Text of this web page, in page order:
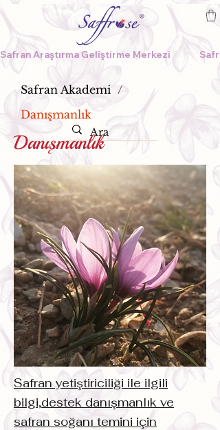
Safran Araştırma Geliştirme Merkezi
Safran Akademi /
Danışmanlık
Danışmanlık
Safran yetiştiriciliği ile ilgili
bilgi,destek danışmanlık ve
safran soğanı temini için